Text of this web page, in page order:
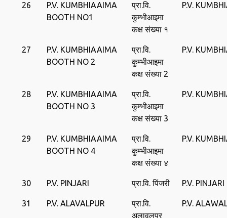
26
P.V. KUMBHIAAIMA
BOOTH NO1
प्रा.वि.
कुम्भीआइमा
कक्ष संख्या १
P.V.
27
P.V. KUMBHIAAIMA
BOOTH NO 2
प्रा.वि.
कुम्भीआइमा
कक्ष संख्या 2
P.V.
28
P.V. KUMBHIAAIMA
BOOTH NO 3
प्रा.वि.
कुम्भीआइमा
कक्ष संख्या 3
P.V.
29
P.V. KUMBHIAAIMA
BOOTH NO 4
प्रा.वि.
कुम्भीआइमा
कक्ष संख्या ४
P.V.
30 P.V. PINJARI प्रा.वि. पिंजरी P.V. PINJARI
31 P.V. ALAVALPUR
प्रा.वि.
अलावलपुर
P.V.